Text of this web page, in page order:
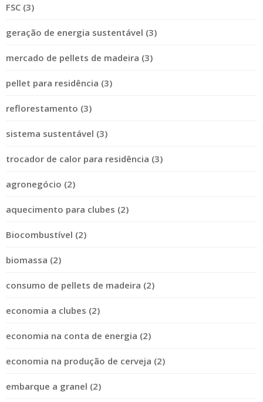
FSC (3)
geração de energia sustentável (3)
mercado de pellets de madeira (3)
pellet para residência (3)
reflorestamento (3)
sistema sustentável (3)
trocador de calor para residência (3)
agronegócio (2)
aquecimento para clubes (2)
Biocombustível (2)
biomassa (2)
consumo de pellets de madeira (2)
economia a clubes (2)
economia na conta de energia (2)
economia na produção de cerveja (2)
embarque a granel (2)